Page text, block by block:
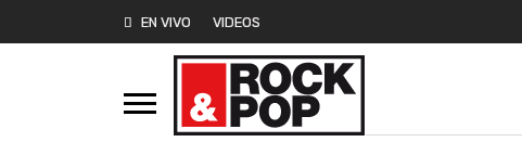
EN VIVO VIDEOS